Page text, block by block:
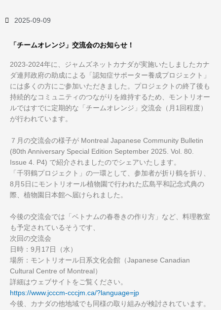
2025-09-09
「チームオレンジ」交流会のお知らせ！
2023-2024年に、ジャムズネットカナダが実施いたしましたカナ
ダ連邦政府の助成による「認知症サポーター養成プロジェクト」
には多くの方にご参加いただきました。プロジェクトの終了後も
持続的なコミュニティのつながりを維持するため、モントリオー
ルではすでに定期的な「チームオレンジ」交流会（月1回程度）
が行われています。
７月の交流会の様子が Montreal Japanese Community Bulletin
(80th Anniversary Special Edition September 2025. Vol. 80.
Issue 4. P4) で紹介されましたのでシェアいたします。
「千羽鶴プロジェクト」の一環として、参加者が折り鶴を折り、
8月5日にモントリオール植物園で行われた広島平和記念式典の
際、植物園日本館へ届けられました。
今後の交流会では「ベトナムの春巻きの作り方」など、料理教室
も予定されているそうです、
次回の交流会
日時：9月17日（水）
場所：モントリオール日系文化会館（Japanese Canadian
Cultural Centre of Montreal）
詳細はウェブサイトをご覧ください。
https://www.jcccm-cccjm.ca/?language=jp
今後、カナダの他地域でも同様の取り組みが検討されています。